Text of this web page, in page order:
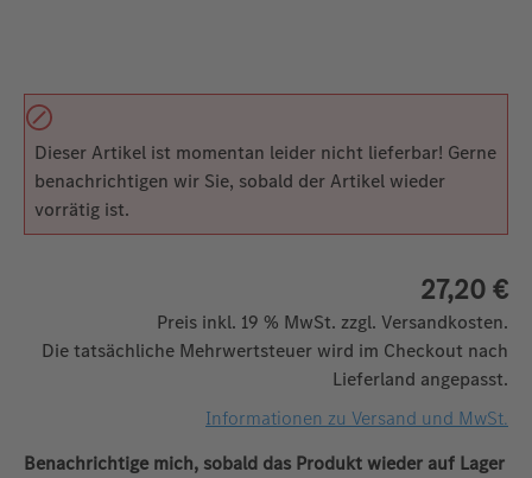
Dieser Artikel ist momentan leider nicht lieferbar! Gerne
benachrichtigen wir Sie, sobald der Artikel wieder
vorrätig ist.
27,20 €
Preis inkl. 19 % MwSt. zzgl. Versandkosten.
Die tatsächliche Mehrwertsteuer wird im Checkout nach
Lieferland angepasst.
Informationen zu Versand und MwSt.
Benachrichtige mich, sobald das Produkt wieder auf Lager